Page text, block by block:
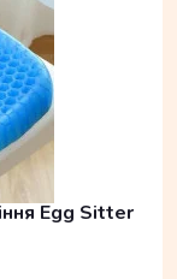
Egg Sitter